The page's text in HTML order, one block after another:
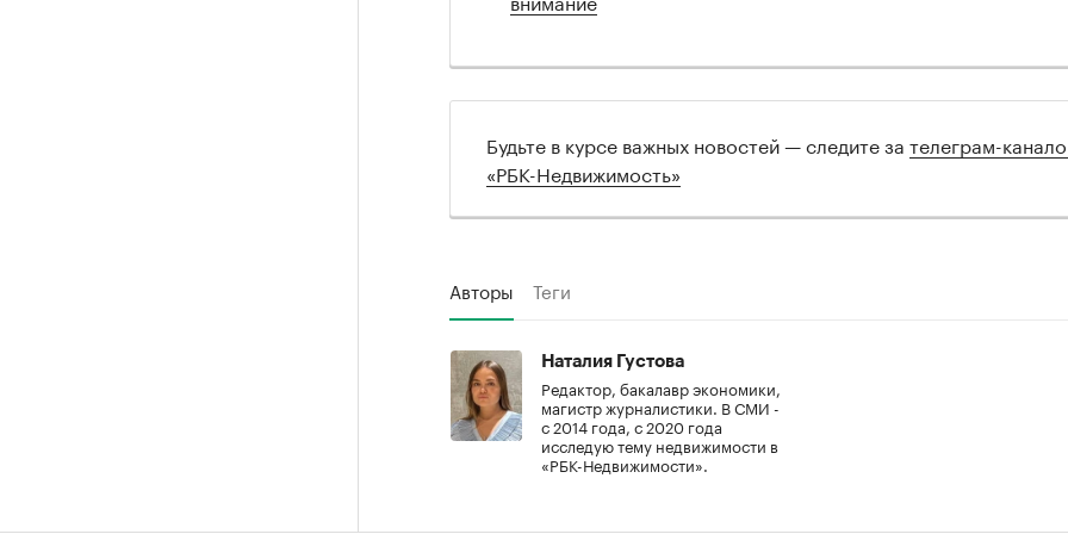
Будьте в курсе важных новостей — следите за телеграм-
«РБК-Недвижимость»
Авторы Теги
Наталия Густова
Редактор, бакалавр экономики,
магистр журналистики. В СМИ -
с 2014 года, с 2020 года
исследую тему недвижимости в
«РБК-Недвижимости».